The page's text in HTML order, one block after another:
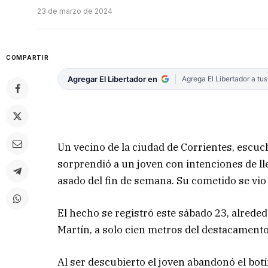
23 de marzo de 2024
COMPARTIR
Agregar El Libertador en Agrega El Libertador a
Un vecino de la ciudad de Corrientes,
sorprendió a un joven con intenciones de
asado del fin de semana. Su cometido se
El hecho se registró este sábado 23,
Martín, a solo cien metros del
Al ser descubierto el joven abandonó el